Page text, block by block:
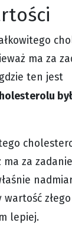
ma za
ten jest
holesterolu
za zadanie
lepiej.